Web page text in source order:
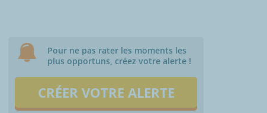
Pour ne pas rater les moments les
plus opportuns, créez votre alerte !
CRÉER VOTRE ALERTE